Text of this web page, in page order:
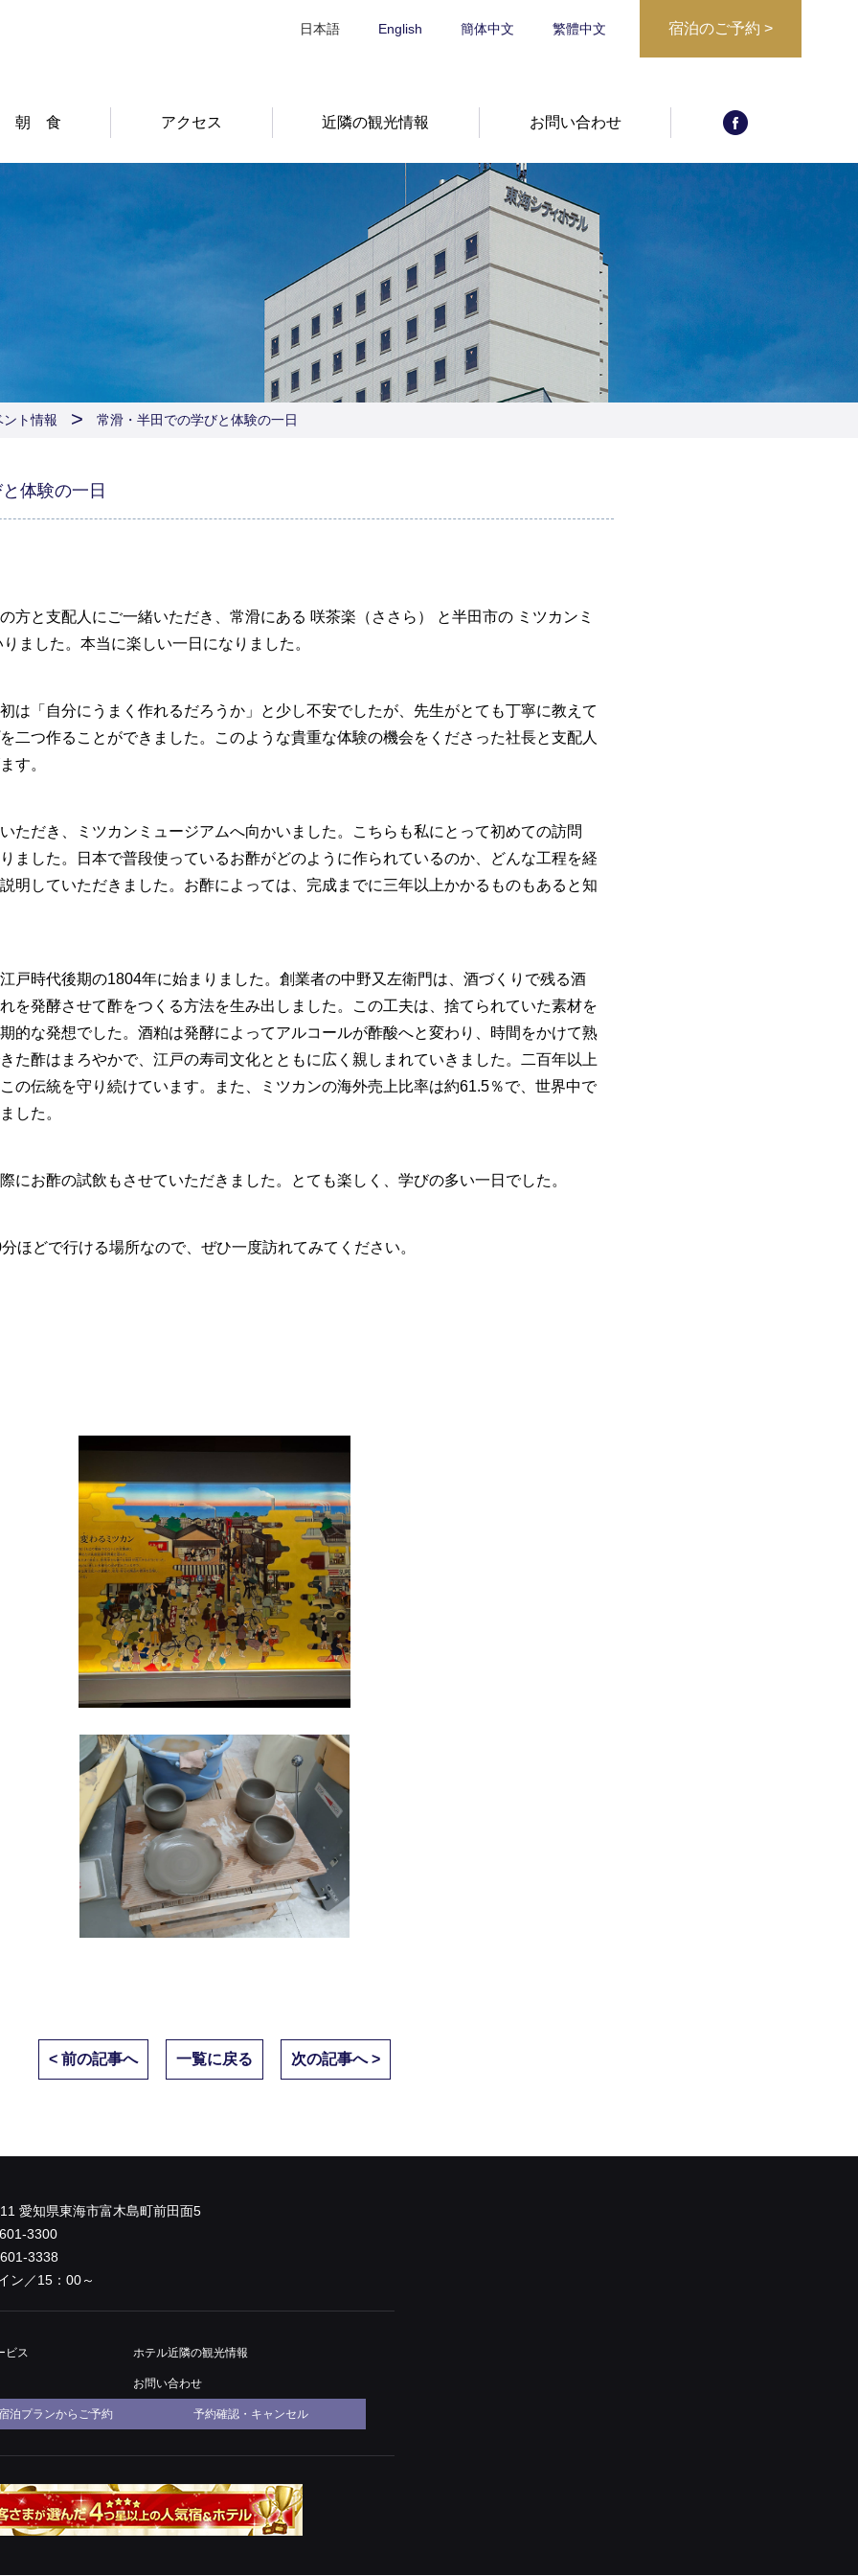
日本語 English 簡体中文 繁體中文 宿泊のご予約 >
約
宿泊プランから
ンセル
朝 食 アクセス 近隣の観光情報 お問い合わせ
ト情報 常滑・半田での学びと体験の一日
体験の一日
方と支配人にご一緒いただき、常滑にある 咲茶楽（ささら） と半田市の ミツカンミ
ました。本当に楽しい一日になりました。
は「自分にうまく作れるだろうか」と少し不安でしたが、先生がとても丁寧に教えて
二つ作ることができました。このような貴重な体験の機会をくださった社長と支配人
す。
ただき、ミツカンミュージアムへ向かいました。こちらも私にとって初めての訪問
ました。日本で普段使っているお酢がどのように作られているのか、どんな工程を経
明していただきました。お酢によっては、完成までに三年以上かかるものもあると知
戸時代後期の1804年に始まりました。創業者の中野又左衛門は、酒づくりで残る酒
を発酵させて酢をつくる方法を生み出しました。この工夫は、捨てられていた素材を
的な発想でした。酒粕は発酵によってアルコールが酢酸へと変わり、時間をかけて熟
た酢はまろやかで、江戸の寿司文化とともに広く親しまれていきました。二百年以上
の伝統を守り続けています。また、ミツカンの海外売上比率は約61.5％で、世界中で
した。
にお酢の試飲もさせていただきました。とても楽しく、学びの多い一日でした。
ほどで行ける場所なので、ぜひ一度訪れてみてください。
< 前の記事へ 一覧に戻る 次の記事へ >
愛知県東海市富木島町前田面5
3300
3338
ン／15：00～
ビス ホテル近隣の観光情報
お問い合わせ
泊プランからご予約 予約確認・キャンセル